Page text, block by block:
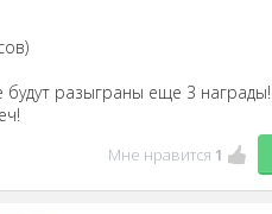
разыграны еще 3 награды!
Мне нравится 1